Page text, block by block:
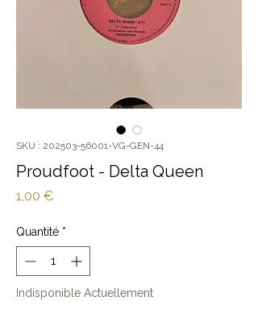
SKU : 202503-56001-VG-GEN-44
Proudfoot - Delta Queen
1,00 €Prix
Quantité *
Indisponible Actuellement